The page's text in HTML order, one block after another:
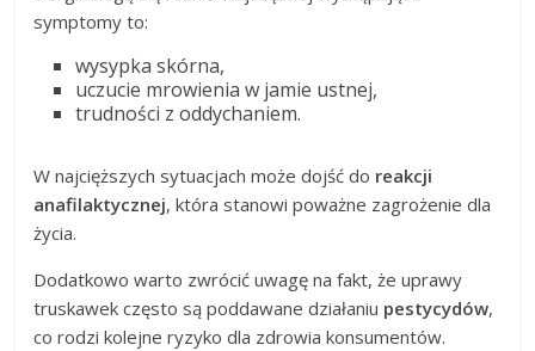
symptomy to:
wysypka skórna,
uczucie mrowienia w jamie ustnej,
trudności z oddychaniem.
W najcięższych sytuacjach może dojść do reakcji
anafilaktycznej, która stanowi poważne zagrożenie dla
życia.
Dodatkowo warto zwrócić uwagę na fakt, że uprawy
truskawek często są poddawane działaniu pestycydów,
co rodzi kolejne ryzyko dla zdrowia konsumentów.